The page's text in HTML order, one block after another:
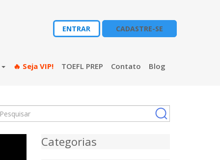
ENTRAR CADASTRE-SE
🔥 Seja VIP! TOEFL PREP Contato Blog
Categorias